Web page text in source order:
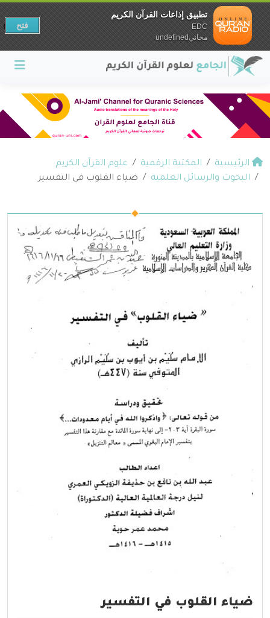
الرئيسية المكتبة الرقمية
علوم القرآن الكريم
البحوث والرسائل العلمية
ضياء القلوب في التفسير
ضياء القلوب في التفسير
تطبيق إذاعات القرآن الكريم
EDC
مجانيundefined
فتح